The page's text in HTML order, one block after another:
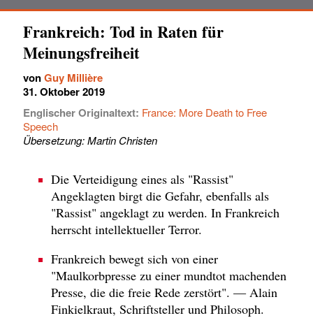
Frankreich: Tod in Raten für
Meinungsfreiheit
vonGuy Millière
31. Oktober 2019
Englischer Originaltext: France: More Death to Free
Speech
Übersetzung: Martin Christen
Die Verteidigung eines als "Rassist"
Angeklagten birgt die Gefahr, ebenfalls als
"Rassist" angeklagt zu werden. In Frankreich
herrscht intellektueller Terror.
Frankreich bewegt sich von einer
"Maulkorbpresse zu einer mundtot machenden
Presse, die die freie Rede zerstört". — Alain
Finkielkraut, Schriftsteller und Philosoph.